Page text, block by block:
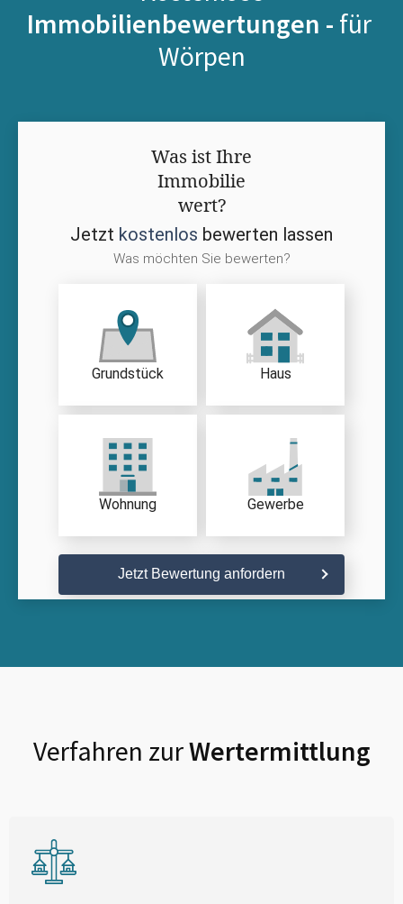
Immobilienbewertungen - für
Wörpen
Was ist Ihre
Immobilie
wert?
Jetzt kostenlos bewerten lassen
Was möchten Sie bewerten?
Grundstück Haus
Wohnung Gewerbe
Jetzt Bewertung anfordern
Verfahren zurWertermittlung